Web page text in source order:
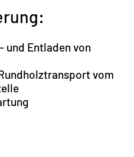
und Entladen von
vom